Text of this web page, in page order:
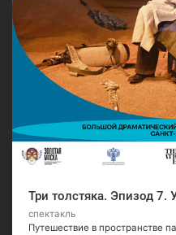
Три толстяка. Эпизод 7.
спектакль
Путешествие в пространстве